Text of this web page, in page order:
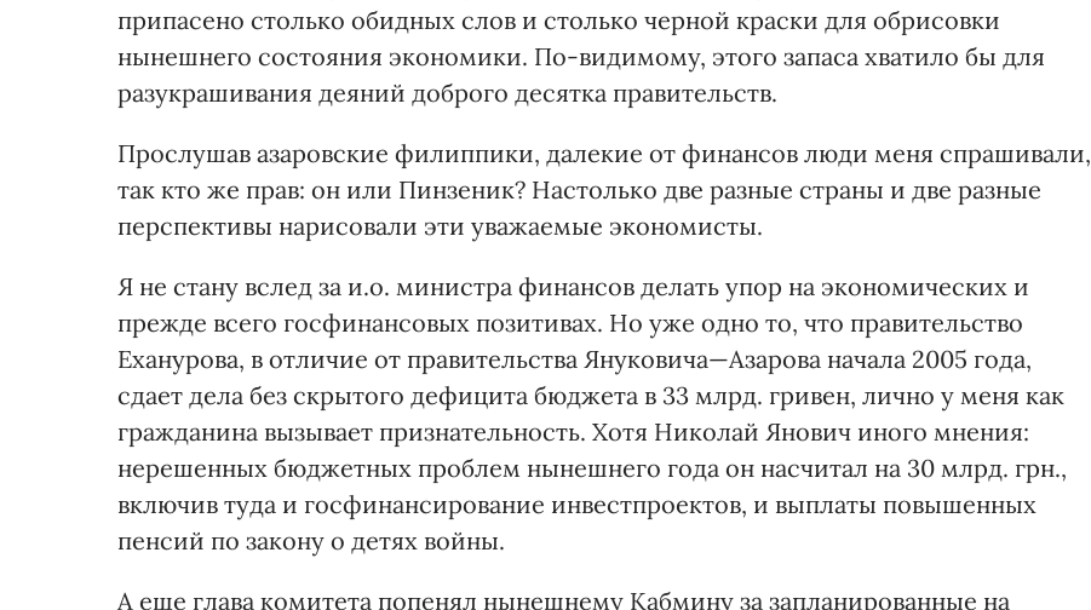
припасено столько обидных слов и столько черной краски для обрисовки
нынешнего состояния экономики. По-видимому, этого запаса хватило бы для
разукрашивания деяний доброго десятка правительств.
Прослушав азаровские филиппики, далекие от финансов люди меня спрашивали,
так кто же прав: он или Пинзеник? Настолько две разные страны и две разные
перспективы нарисовали эти уважаемые экономисты.
Я не стану вслед за и.о. министра финансов делать упор на экономических и
прежде всего госфинансовых позитивах. Но уже одно то, что правительство
Еханурова, в отличие от правительства Януковича—Азарова начала 2005 года,
сдает дела без скрытого дефицита бюджета в 33 млрд. гривен, лично у меня как
гражданина вызывает признательность. Хотя Николай Янович иного мнения:
нерешенных бюджетных проблем нынешнего года он насчитал на 30 млрд. грн.,
включив туда и госфинансирование инвестпроектов, и выплаты повышенных
пенсий по закону о детях войны.
А еще глава комитета попенял нынешнему Кабмину за запланированные на